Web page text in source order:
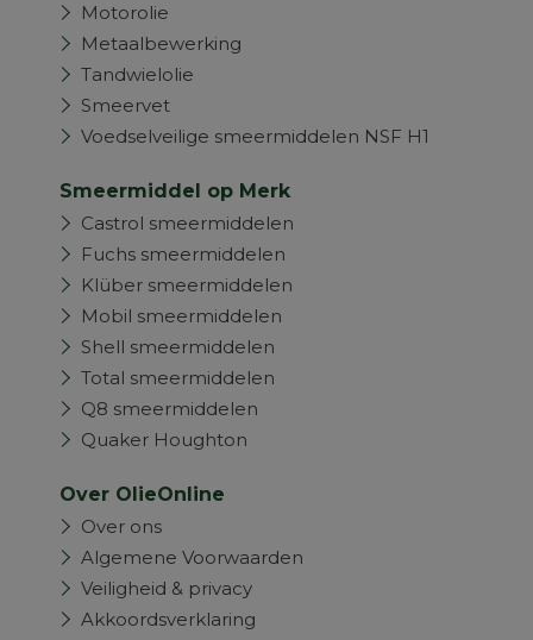
Motorolie
Metaalbewerking
Tandwielolie
Smeervet
Voedselveilige smeermiddelen NSF H1
Smeermiddel op Merk
Castrol smeermiddelen
Fuchs smeermiddelen
Klüber smeermiddelen
Mobil smeermiddelen
Shell smeermiddelen
Total smeermiddelen
Q8 smeermiddelen
Quaker Houghton
Over OlieOnline
Over ons
Algemene Voorwaarden
Veiligheid & privacy
Akkoordsverklaring